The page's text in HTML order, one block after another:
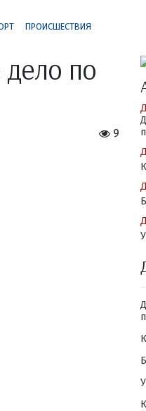
ПРОИСШЕСТВИЯ
по
9